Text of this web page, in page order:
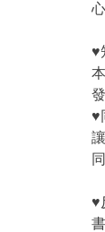
♥
♥
♥